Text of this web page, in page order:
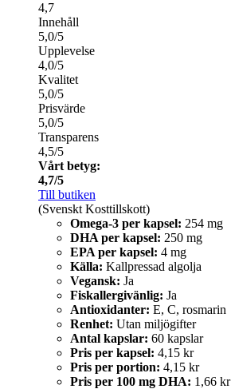
4,7
Innehåll
5,0/5
Upplevelse
4,0/5
Kvalitet
5,0/5
Prisvärde
5,0/5
Transparens
4,5/5
Vårt betyg:
4,7/5
Till butiken
(Svenskt Kosttillskott)
Omega-3 per kapsel: 254 mg
DHA per kapsel: 250 mg
EPA per kapsel: 4 mg
Källa: Kallpressad algolja
Vegansk: Ja
Fiskallergivänlig: Ja
Antioxidanter: E, C, rosmarin
Renhet: Utan miljögifter
Antal kapslar: 60 kapslar
Pris per kapsel: 4,15 kr
Pris per portion: 4,15 kr
Pris per 100 mg DHA: 1,66 kr